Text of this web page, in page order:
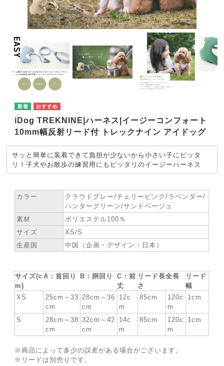
iDog TREKNINE|ハーネス|イージーコンフォート
10mm幅反射リード付 トレックナイン アイドッグ
サッと簡単に装着できて負担が少ないから小さい子にピッタ
リ！子犬やお散歩の練習用にもピッタリのイージーハーネス
カラー
クラウドグレー/チェリーピンク/ラベンダー/
ハンターグリーン/サンドベージュ
素材
ポリエステル100％
サイズ
XS/S
生産国
中国（企画・デザイン：日本）
サイズ(c
m)
A：首回り B：胴回り
C：前
丈
リード長
さ
全長
リード
幅
XS
25cm～33
cm
28cm～36
cm
12c
m
85cm
120c
m
1cm
S
28cm～38
cm
32cm～42
cm
14c
m
85cm
120c
m
1cm
※商品によって多少の誤差がある場合がございます。
※リードは別売りです。